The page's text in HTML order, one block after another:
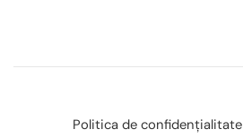
Politica de confidențialitate